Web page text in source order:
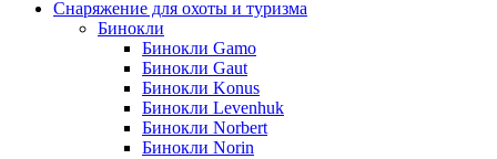
Снаряжение для охоты и туризма
Бинокли
Бинокли Gamo
Бинокли Gaut
Бинокли Konus
Бинокли Levenhuk
Бинокли Norbert
Бинокли Norin